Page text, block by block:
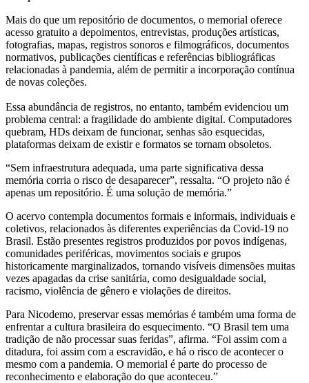
Mais do que um repositório de documentos, o memorial oferece
acesso gratuito a depoimentos, entrevistas, produções artísticas,
fotografias, mapas, registros sonoros e filmográficos, documentos
normativos, publicações científicas e referências bibliográficas
relacionadas à pandemia, além de permitir a incorporação contínua
de novas coleções.
Essa abundância de registros, no entanto, também evidenciou um
problema central: a fragilidade do ambiente digital. Computadores
quebram, HDs deixam de funcionar, senhas são esquecidas,
plataformas deixam de existir e formatos se tornam obsoletos.
“Sem infraestrutura adequada, uma parte significativa dessa
memória corria o risco de desaparecer”, ressalta. “O projeto não é
apenas um repositório. É uma solução de memória.”
O acervo contempla documentos formais e informais, individuais e
coletivos, relacionados às diferentes experiências da Covid-19 no
Brasil. Estão presentes registros produzidos por povos indígenas,
comunidades periféricas, movimentos sociais e grupos
historicamente marginalizados, tornando visíveis dimensões muitas
vezes apagadas da crise sanitária, como desigualdade social,
racismo, violência de gênero e violações de direitos.
Para Nicodemo, preservar essas memórias é também uma forma de
enfrentar a cultura brasileira do esquecimento. “O Brasil tem uma
tradição de não processar suas feridas”, afirma. “Foi assim com a
ditadura, foi assim com a escravidão, e há o risco de acontecer o
mesmo com a pandemia. O memorial é parte do processo de
reconhecimento e elaboração do que aconteceu.”